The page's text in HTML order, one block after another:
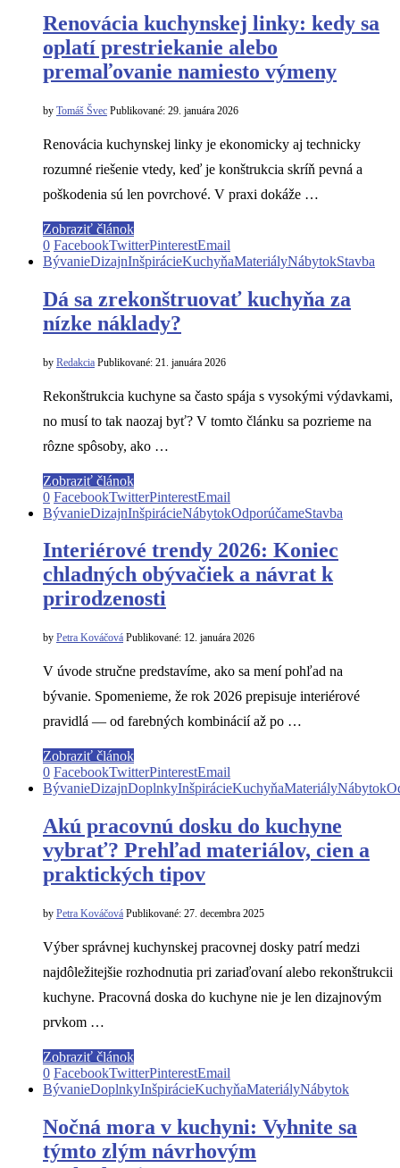
Renovácia kuchynskej linky: kedy sa
oplatí prestriekanie alebo
premaľovanie namiesto výmeny
by Tomáš Švec Publikované: 29. januára 2026
Renovácia kuchynskej linky je ekonomicky aj technicky
rozumné riešenie vtedy, keď je konštrukcia skríň pevná a
poškodenia sú len povrchové. V praxi dokáže …
Zobraziť článok
0 FacebookTwitterPinterestEmail
BývanieDizajnInšpirácieKuchyňaMateriályNábytokStavba
Dá sa zrekonštruovať kuchyňa za
nízke náklady?
by Redakcia Publikované: 21. januára 2026
Rekonštrukcia kuchyne sa často spája s vysokými výdavkami,
no musí to tak naozaj byť? V tomto článku sa pozrieme na
rôzne spôsoby, ako …
Zobraziť článok
0 FacebookTwitterPinterestEmail
BývanieDizajnInšpirácieNábytokOdporúčameStavba
Interiérové trendy 2026: Koniec
chladných obývačiek a návrat k
prirodzenosti
by Petra Kováčová Publikované: 12. januára 2026
V úvode stručne predstavíme, ako sa mení pohľad na
bývanie. Spomenieme, že rok 2026 prepisuje interiérové
pravidlá — od farebných kombinácií až po …
Zobraziť článok
0 FacebookTwitterPinterestEmail
BývanieDizajnDoplnkyInšpirácieKuchyňaMateriályNábytok
Akú pracovnú dosku do kuchyne
vybrať? Prehľad materiálov, cien a
praktických tipov
by Petra Kováčová Publikované: 27. decembra 2025
Výber správnej kuchynskej pracovnej dosky patrí medzi
najdôležitejšie rozhodnutia pri zariaďovaní alebo rekonštrukcii
kuchyne. Pracovná doska do kuchyne nie je len dizajnovým
prvkom …
Zobraziť článok
0 FacebookTwitterPinterestEmail
BývanieDoplnkyInšpirácieKuchyňaMateriályNábytok
Nočná mora v kuchyni: Vyhnite sa
týmto zlým návrhovým